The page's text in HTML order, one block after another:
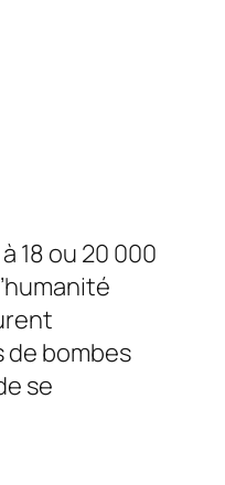
18 ou 20 000
de bombes
se